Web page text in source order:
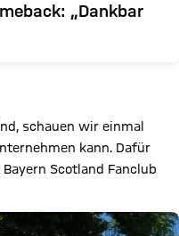
„Dankbar
schauen wir einmal
kann. Dafür
Scotland Fanclub